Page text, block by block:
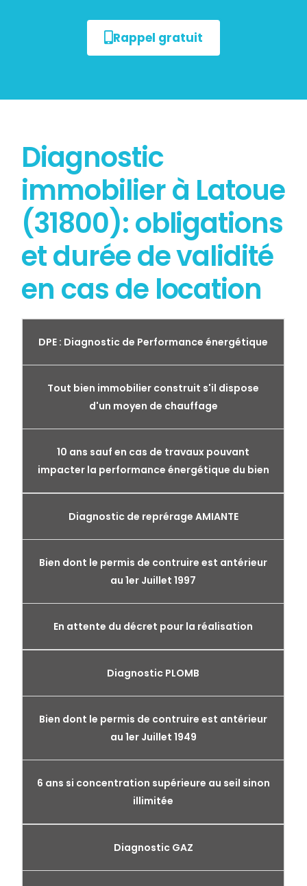
Rappel gratuit
Diagnostic
immobilier à Latoue
(31800): obligations
et durée de validité
en cas de location
DPE : Diagnostic de Performance énergétique
Tout bien immobilier construit s'il dispose
d'un moyen de chauffage
10 ans sauf en cas de travaux pouvant
impacter la performance énergétique du bien
Diagnostic de reprérage AMIANTE
Bien dont le permis de contruire est antérieur
au 1er Juillet 1997
En attente du décret pour la réalisation
Diagnostic PLOMB
Bien dont le permis de contruire est antérieur
au 1er Juillet 1949
6 ans si concentration supérieure au seil sinon
illimitée
Diagnostic GAZ